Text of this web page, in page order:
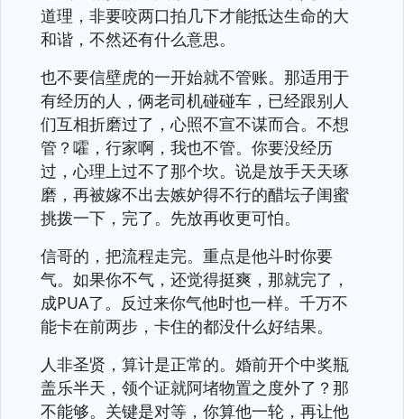
道理，非要咬两口拍几下才能抵达生命的大
和谐，不然还有什么意思。
也不要信壁虎的一开始就不管账。那适用于
有经历的人，俩老司机碰碰车，已经跟别人
们互相折磨过了，心照不宣不谋而合。不想
管？嚯，行家啊，我也不管。你要没经历
过，心理上过不了那个坎。说是放手天天琢
磨，再被嫁不出去嫉妒得不行的醋坛子闺蜜
挑拨一下，完了。先放再收更可怕。
信哥的，把流程走完。重点是他斗时你要
气。如果你不气，还觉得挺爽，那就完了，
成PUA了。反过来你气他时也一样。千万不
能卡在前两步，卡住的都没什么好结果。
人非圣贤，算计是正常的。婚前开个中奖瓶
盖乐半天，领个证就阿堵物置之度外了？那
不能够。关键是对等，你算他一轮，再让他